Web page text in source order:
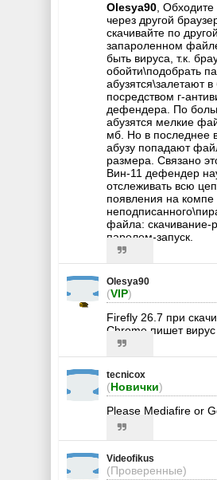
Olesya90 ,
через другой
скачивайте по
запароленном
быть вируса, т.к.
обойти\подобрать
абузятся\залетают в
посредством г-
дефендера. По
абузятся мелкие
мб. Но в последнее
абузу попадают
размера. Связано
Вин-11 дефендер
отслеживать всю
появления на компе
файла: скачивание-
паролем-запуск.
Olesya90
(VIP)
Firefly 26.7 при
Chrome пишет вирус
tecnicox
(Новички)
Please Mediafire or
Videofikus
(Проверенные)